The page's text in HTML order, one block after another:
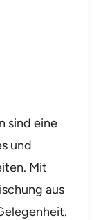
sind eine
und
Mit
aus